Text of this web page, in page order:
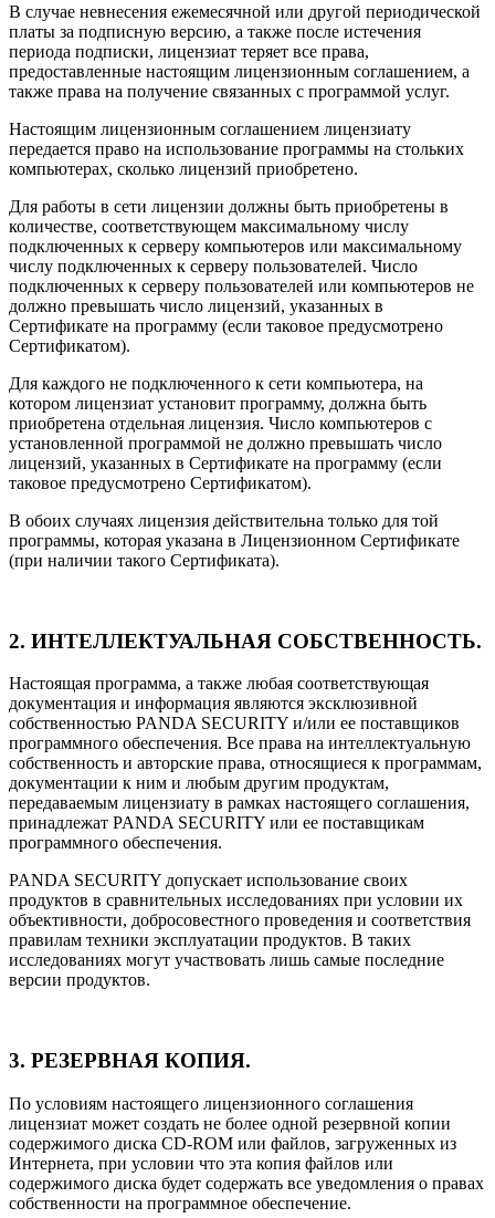
В случае невнесения ежемесячной или другой периодической
платы за подписную версию, а также после истечения
периода подписки, лицензиат теряет все права,
предоставленные настоящим лицензионным соглашением, а
также права на получение связанных с программой услуг.
Настоящим лицензионным соглашением лицензиату
передается право на использование программы на стольких
компьютерах, сколько лицензий приобретено.
Для работы в сети лицензии должны быть приобретены в
количестве, соответствующем максимальному числу
подключенных к серверу компьютеров или максимальному
числу подключенных к серверу пользователей. Число
подключенных к серверу пользователей или компьютеров не
должно превышать число лицензий, указанных в
Сертификате на программу (если таковое предусмотрено
Сертификатом).
Для каждого не подключенного к сети компьютера, на
котором лицензиат установит программу, должна быть
приобретена отдельная лицензия. Число компьютеров с
установленной программой не должно превышать число
лицензий, указанных в Сертификате на программу (если
таковое предусмотрено Сертификатом).
В обоих случаях лицензия действительна только для той
программы, которая указана в Лицензионном Сертификате
(при наличии такого Сертификата).
2. ИНТЕЛЛЕКТУАЛЬНАЯ СОБСТВЕННОСТЬ.
Настоящая программа, а также любая соответствующая
документация и информация являются эксклюзивной
собственностью PANDA SECURITY и/или ее поставщиков
программного обеспечения. Все права на интеллектуальную
собственность и авторские права, относящиеся к программам,
документации к ним и любым другим продуктам,
передаваемым лицензиату в рамках настоящего соглашения,
принадлежат PANDA SECURITY или ее поставщикам
программного обеспечения.
PANDA SECURITY допускает использование своих
продуктов в сравнительных исследованиях при условии их
объективности, добросовестного проведения и соответствия
правилам техники эксплуатации продуктов. В таких
исследованиях могут участвовать лишь самые последние
версии продуктов.
3. РЕЗЕРВНАЯ КОПИЯ.
По условиям настоящего лицензионного соглашения
лицензиат может создать не более одной резервной копии
содержимого диска CD-ROM или файлов, загруженных из
Интернета, при условии что эта копия файлов или
содержимого диска будет содержать все уведомления о правах
собственности на программное обеспечение.